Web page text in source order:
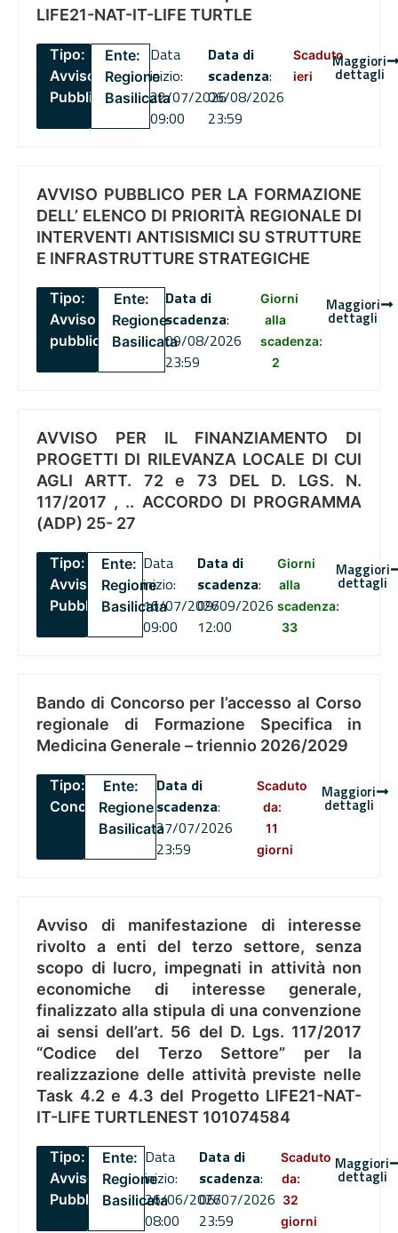
LIFE21-NAT-IT-LIFE TURTLE
Tipo:
Avviso
Pubblico
Ente:
Regione
Basilicata
Data
inizio:
22/07/2026
09:00
Data di
scadenza:
06/08/2026
23:59
Scaduto
ieri
Maggiori
dettagli
AVVISO PUBBLICO PER LA FORMAZIONE
DELL’ ELENCO DI PRIORITÀ REGIONALE DI
INTERVENTI ANTISISMICI SU STRUTTURE
E INFRASTRUTTURE STRATEGICHE
Tipo:
Avviso
pubblico
Ente:
Regione
Basilicata
Data di
scadenza:
09/08/2026
23:59
Giorni
alla
scadenza:
2
Maggiori
dettagli
AVVISO PER IL FINANZIAMENTO DI
PROGETTI DI RILEVANZA LOCALE DI CUI
AGLI ARTT. 72 e 73 DEL D. LGS. N.
117/2017 , .. ACCORDO DI PROGRAMMA
(ADP) 25- 27
Tipo:
Avviso
Pubblico
Ente:
Regione
Basilicata
Data
inizio:
16/07/2026
09:00
Data di
scadenza:
09/09/2026
12:00
Giorni
alla
scadenza:
33
Maggiori
dettagli
Bando di Concorso per l’accesso al Corso
regionale di Formazione Specifica in
Medicina Generale – triennio 2026/2029
Tipo:
Concorsi
Ente:
Regione
Basilicata
Data di
scadenza:
27/07/2026
23:59
Scaduto
da:
11
giorni
Maggiori
dettagli
Avviso di manifestazione di interesse
rivolto a enti del terzo settore, senza
scopo di lucro, impegnati in attività non
economiche di interesse generale,
finalizzato alla stipula di una convenzione
ai sensi dell’art. 56 del D. Lgs. 117/2017
“Codice del Terzo Settore” per la
realizzazione delle attività previste nelle
Task 4.2 e 4.3 del Progetto LIFE21-NAT-
IT-LIFE TURTLENEST 101074584
Tipo:
Avviso
Pubblico
Ente:
Regione
Basilicata
Data
inizio:
26/06/2026
08:00
Data di
scadenza:
06/07/2026
23:59
Scaduto
da:
32
giorni
Maggiori
dettagli